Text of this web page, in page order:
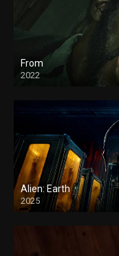
From
2022
Alien: Earth
2025